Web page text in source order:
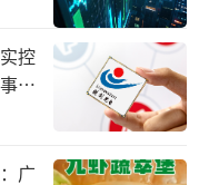
平台转型折扣超市
花开、零食旅行
布局超市业态，
在区域内都有着
、有滋零食等平
控
务
广